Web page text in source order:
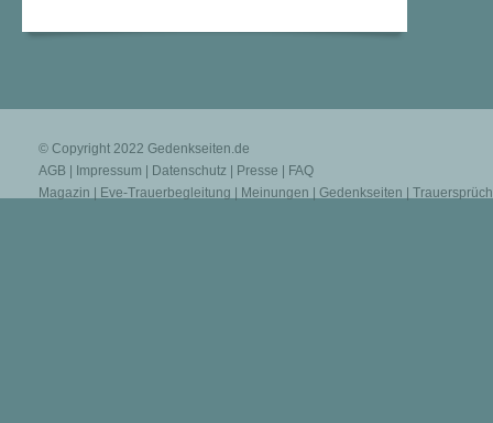
© Copyright 2022 Gedenkseiten.de
AGB
Impressum Datenschutz Presse
FAQ
Magazin
Eve-Trauerbegleitung Meinungen Gedenkseiten